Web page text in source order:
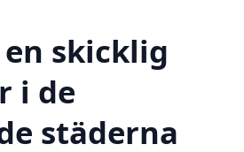
skicklig
i de
städerna